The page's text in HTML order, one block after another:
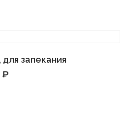
запекания
₽